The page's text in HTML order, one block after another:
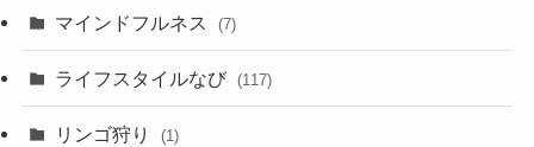
マインドフルネス (7)
ライフスタイルなび (117)
リンゴ狩り (1)